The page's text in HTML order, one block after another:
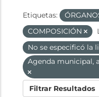
Etiquetas:
COMPOSICIÓN
No se especificó la
Agenda municipal,
Filtrar Resultados